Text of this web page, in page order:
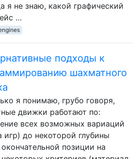
я не знаю, какой графический
…
подходы к
шахматного
я понимаю, грубо говоря,
движки работают по:
всех возможных вариаций
игр) до некоторой глубины
позиции на